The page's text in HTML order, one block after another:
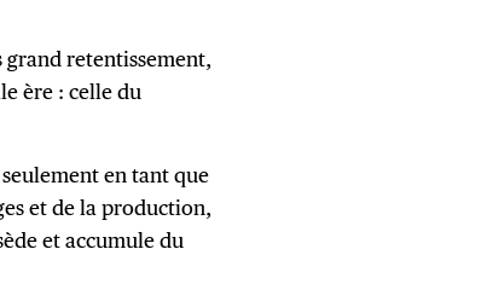
retentissement,
ère : celle du
en tant que
et de la production,
et accumule du